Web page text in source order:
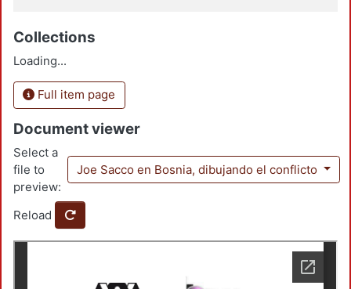
Collections
Loading...
Full item page
Document viewer
Select a
file to
preview:
Joe Sacco en Bosnia, dibujando el conflicto
Reload